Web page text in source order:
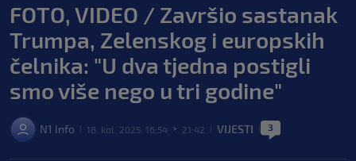
FOTO, VIDEO / Završio sastanak
Trumpa, Zelenskog i europskih
čelnika: "U dva tjedna postigli
smo više nego u tri godine"
N1 Info 18. kol. 2025. 16:54 > 21:42 VIJESTI 3